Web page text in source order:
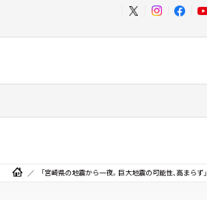
「宮崎県の地震から一夜。巨大地震の可能性、高まらず」